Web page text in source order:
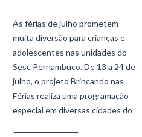
As férias de julho prometem
muita diversão para crianças e
adolescentes nas unidades do
Sesc Pernambuco. De 13 a 24 de
julho, o projeto Brincando nas
Férias realiza uma programação
especial em diversas cidades do